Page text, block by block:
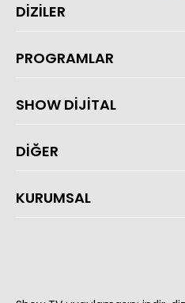
DİZİLER
PROGRAMLAR
SHOW DİJİTAL
DİĞER
KURUMSAL